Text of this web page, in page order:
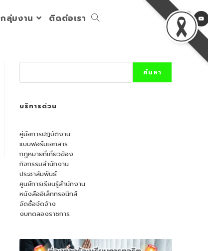
กลุ่มงาน ติดต่อเรา Toggle
ค้นหา
บริการด่วน
คู่มือการปฏิบัติงาน
แบบฟอร์มเอกสาร
กฎหมายที่เกี่ยวข้อง
กิจกรรมสำนักงาน
ประชาสัมพันธ์
ศูนย์การเรียนรู้สำนักงาน
หนังสืออิเล็กทรอนิกส์
จัดซื้อจัดจ้าง
งบทดลองราชการ